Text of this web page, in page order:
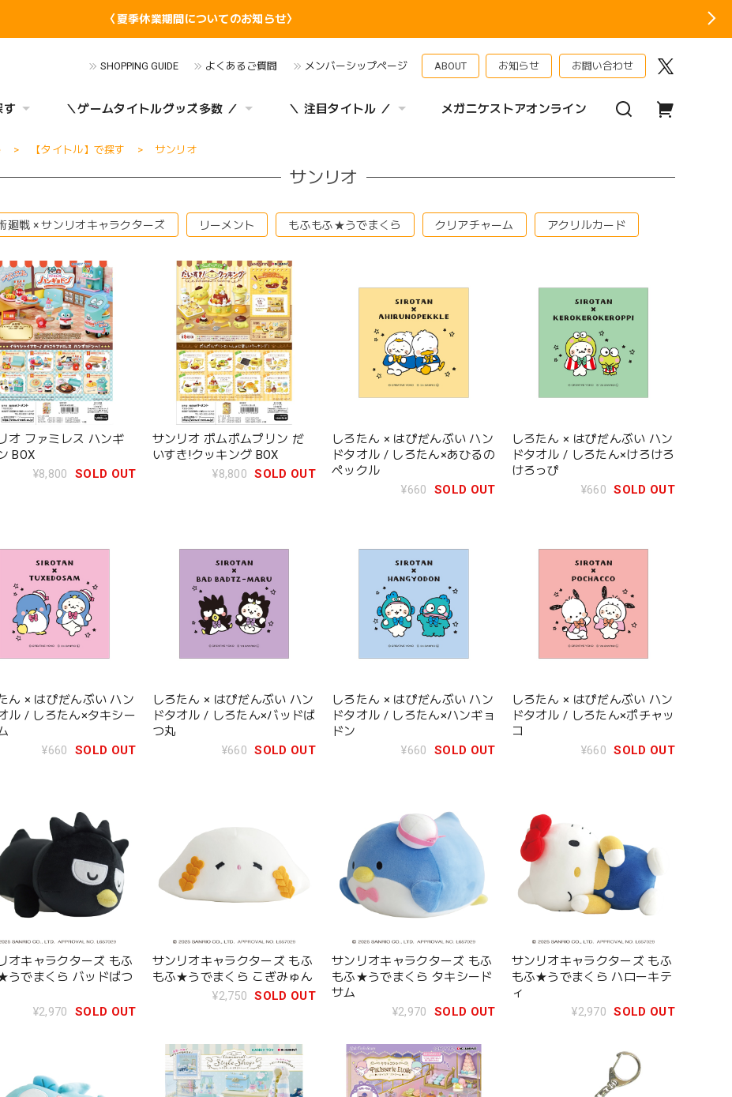
〈夏季休業期間についてのお知らせ〉
SHOPPING GUIDE よくあるご質問 メンバーシップページ ABOUT お知らせ お問い合わせ
す ＼ゲームタイトルグッズ多数 ／ ＼ 注目タイトル ／ メガニケストアオンライン
【タイトル】で探す サンリオ
サンリオ
廻戦 × サンリオキャラクターズ リーメント もふもふ★うでまくら クリアチャーム アクリルカード
オ ファミレス ハンギ
BOX
¥8,800
SOLD OUT
サンリオ ポムポムプリン だ
いすき!クッキング BOX
¥8,800 SOLD OUT
しろたん × はぴだんぶい ハン
ドタオル / しろたん×あひるの
ペックル
¥660
SOLD OUT
しろたん × はぴだんぶい ハン
ドタオル / しろたん×けろけろ
けろっぴ
¥660 SOLD OUT
ん × はぴだんぶい ハン
ル / しろたん×タキシー
¥660
SOLD OUT
しろたん × はぴだんぶい ハン
ドタオル / しろたん×バッドば
つ丸
¥660 SOLD OUT
しろたん × はぴだんぶい ハン
ドタオル / しろたん×ハンギョ
ドン
¥660
SOLD OUT
しろたん × はぴだんぶい ハン
ドタオル / しろたん×ポチャッ
コ
¥660 SOLD OUT
オキャラクターズ もふ
うでまくら バッドばつ
¥2,970
SOLD OUT
サンリオキャラクターズ もふ
もふ★うでまくら こぎみゅん
¥2,750 SOLD OUT
サンリオキャラクターズ もふ
もふ★うでまくら タキシード
サム
¥2,970
SOLD OUT
サンリオキャラクターズ もふ
もふ★うでまくら ハローキテ
ィ
¥2,970 SOLD OUT